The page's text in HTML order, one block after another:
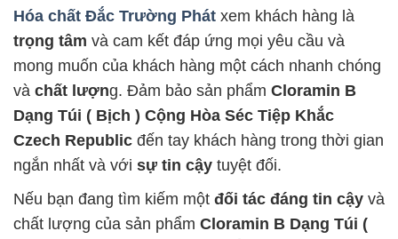
Hóa chất Đắc Trường Phát xem khách hàng là
trọng tâm và cam kết đáp ứng mọi yêu cầu và
mong muốn của khách hàng một cách nhanh chóng
và chất lượng. Đảm bảo sản phẩm Cloramin B
Dạng Túi ( Bịch ) Cộng Hòa Séc Tiệp Khắc
Czech Republic đến tay khách hàng trong thời gian
ngắn nhất và với sự tin cậy tuyệt đối.
Nếu bạn đang tìm kiếm một đối tác đáng tin cậy và
chất lượng của sản phẩm Cloramin B Dạng Túi (